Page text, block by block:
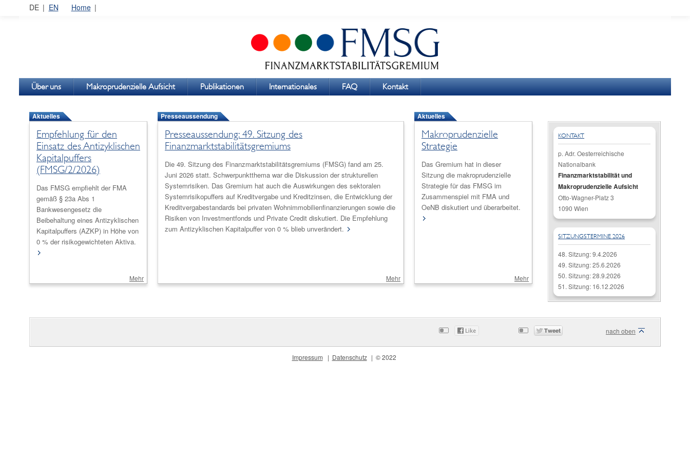
DE EN Home
Über uns Makroprudenzielle Aufsicht Publikationen Internationales FAQ Kontakt
Aktuelles
Empfehlung für den
Einsatz des Antizyklischen
Kapitalpuffers
(FMSG/2/2026)
Das FMSG empfiehlt der FMA
gemäß § 23a Abs 1
Bankwesengesetz die
Beibehaltung eines Antizyklischen
Kapitalpuffers (AZKP) in Höhe von
0 % der risikogewichteten Aktiva.
Mehr
Presseaussendung
Presseaussendung: 49. Sitzung des
Finanzmarktstabilitätsgremiums
Die 49. Sitzung des Finanzmarktstabilitätsgremiums (FMSG) fand am 25.
Juni 2026 statt. Schwerpunktthema war die Diskussion der strukturellen
Systemrisiken. Das Gremium hat auch die Auswirkungen des sektoralen
Systemrisikopuffers auf Kreditvergabe und Kreditzinsen, die Entwicklung der
Kreditvergabestandards bei privaten Wohnimmobilienfinanzierungen sowie die
Risiken von Investmentfonds und Private Credit diskutiert. Die Empfehlung
zum Antizyklischen Kapitalpuffer von 0 % blieb unverändert.
Mehr
Aktuelles
Makroprudenzielle
Strategie
Das Gremium hat in dieser
Sitzung die makroprudenzielle
Strategie für das FMSG im
Zusammenspiel mit FMA und
OeNB diskutiert und überarbeitet.
Mehr
KONTAKT
p. Adr. Oesterreichische
Nationalbank
Finanzmarktstabilität und
Makroprudenzielle Aufsicht
Otto-Wagner-Platz 3
1090 Wien
SITZUNGSTERMINE 2026
48. Sitzung: 9.4.2026
49. Sitzung: 25.6.2026
50. Sitzung: 28.9.2026
51. Sitzung: 16.12.2026
nach oben
Impressum Datenschutz © 2022